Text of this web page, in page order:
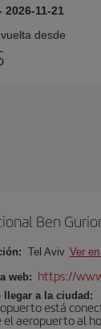
2026-11-21
desde
Ben
Tel Aviv Ver
web: https://
llegar a la ciudad:
está
el aeropuerto al